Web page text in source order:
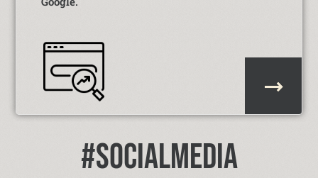
#SOCIALMEDIA